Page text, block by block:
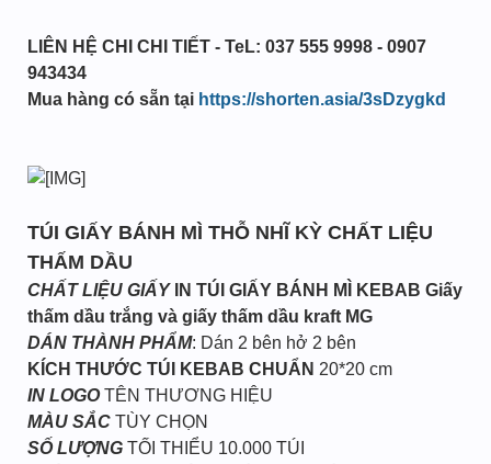
LIÊN HỆ CHI CHI TIẾT - TeL: 037 555 9998 - 0907
943434
Mua hàng có sẵn tại https://shorten.asia/3sDzygkd
TÚI GIẤY BÁNH MÌ THỖ NHĨ KỲ CHẤT LIỆU
THẤM DẦU
CHẤT LIỆU GIẤYIN TÚI GIẤY BÁNH MÌ KEBAB Giấy
thấm dầu trắng và giấy thấm dầu kraft MG
DÁN THÀNH PHẨM: Dán 2 bên hở 2 bên
KÍCH THƯỚC TÚI KEBAB CHUẨN 20*20 cm
IN LOGOTÊN THƯƠNG HIỆU
MÀU SẮC TÙY CHỌN
SỐ LƯỢNG TỐI THIỂU 10.000 TÚI